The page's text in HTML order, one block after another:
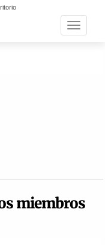
Toggle
miembros